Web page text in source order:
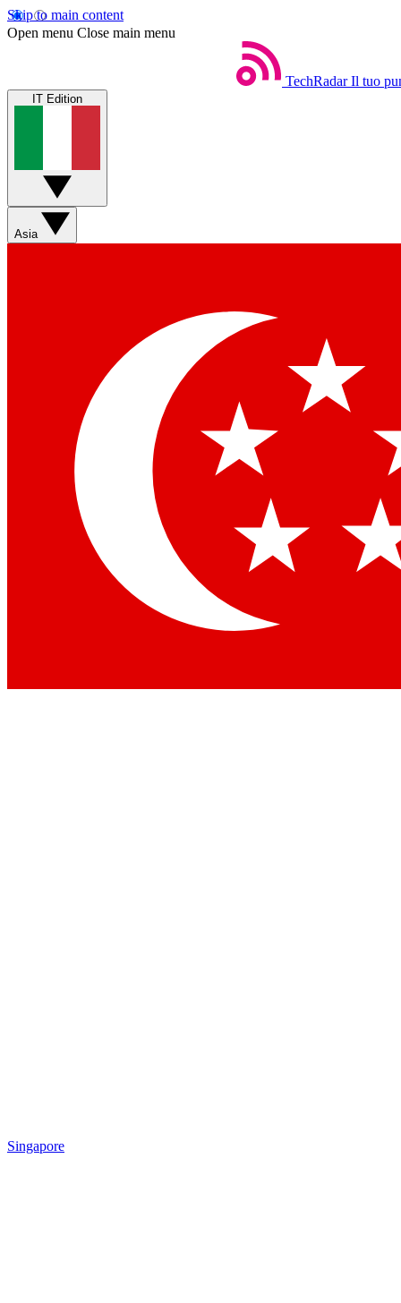
Skip to main content
Open menu Close main menu
TechRadar Il tuo
IT Edition
Asia
Singapore